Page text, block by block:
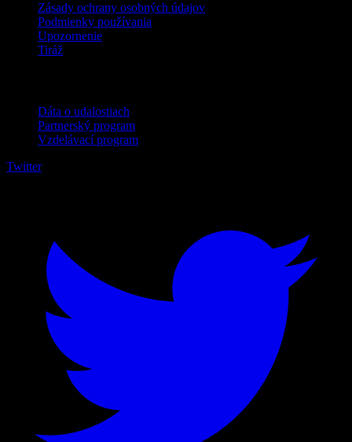
Zásady ochrany osobných údajov
Podmienky používania
Upozornenie
Tiráž
Dáta o udalostiach
Partnerský program
Vzdelávací program
Twitter